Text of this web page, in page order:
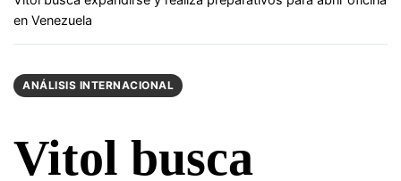
en Venezuela
ANÁLISIS INTERNACIONAL
Vitol busca